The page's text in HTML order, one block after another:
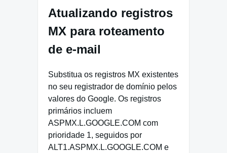
Atualizando registros
MX para roteamento
de e-mail
Substitua os registros MX existentes
no seu registrador de domínio pelos
valores do Google. Os registros
primários incluem
ASPMX.L.GOOGLE.COM com
prioridade 1, seguidos por
ALT1.ASPMX.L.GOOGLE.COM e